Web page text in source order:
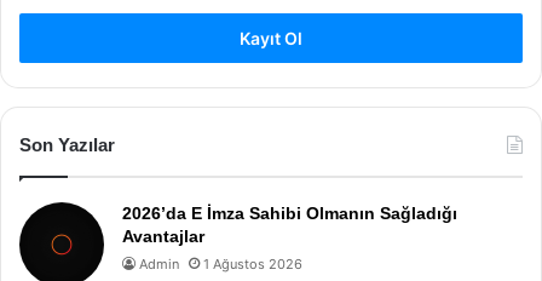
Kayıt Ol
Son Yazılar
2026’da E İmza Sahibi Olmanın Sağladığı
Avantajlar
Admin 1 Ağustos 2026